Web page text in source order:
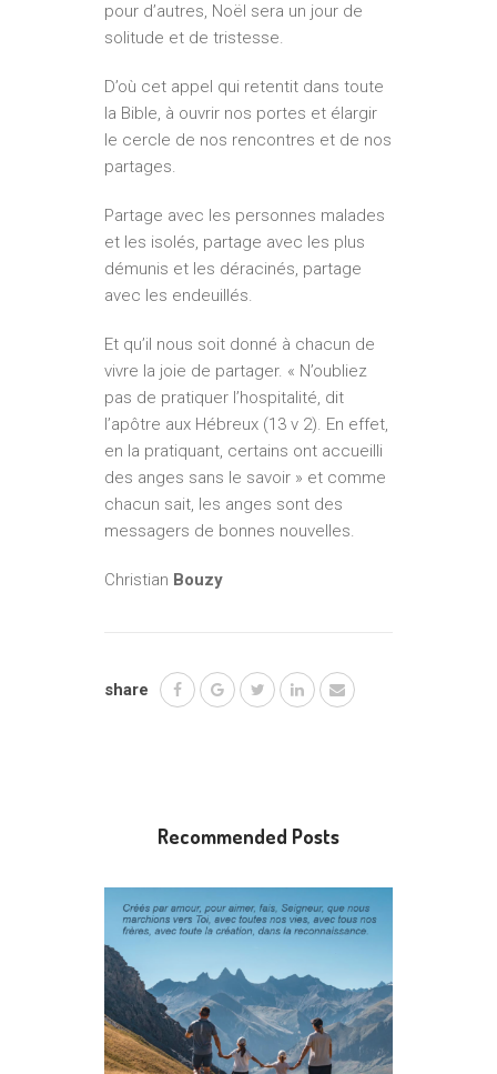
pour d’autres, Noël sera un jour de
solitude et de tristesse.
D’où cet appel qui retentit dans toute
la Bible, à ouvrir nos portes et élargir
le cercle de nos rencontres et de nos
partages.
Partage avec les personnes malades
et les isolés, partage avec les plus
démunis et les déracinés, partage
avec les endeuillés.
Et qu’il nous soit donné à chacun de
vivre la joie de partager. « N’oubliez
pas de pratiquer l’hospitalité, dit
l’apôtre aux Hébreux (13 v 2). En effet,
en la pratiquant, certains ont accueilli
des anges sans le savoir » et comme
chacun sait, les anges sont des
messagers de bonnes nouvelles.
Christian Bouzy
share
Recommended Posts